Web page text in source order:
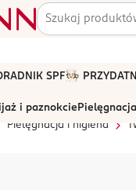
SPF🧑🏻‍🍳
i paznokcie
Pielęgnacja i higiena